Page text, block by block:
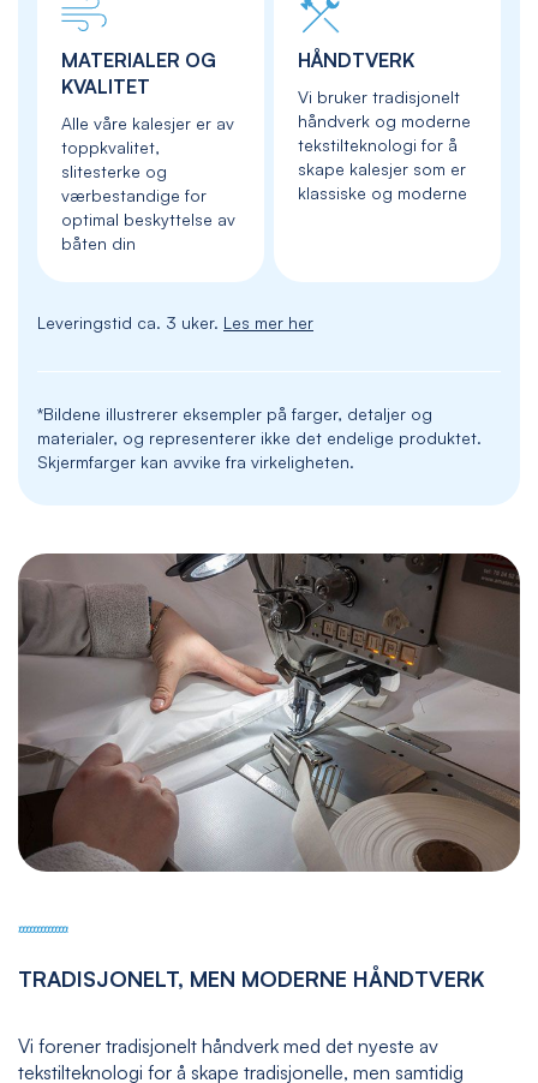
MATERIALER OG
KVALITET
Alle våre kalesjer er av
toppkvalitet,
slitesterke og
værbestandige for
optimal beskyttelse av
båten din
HÅNDTVERK
Vi bruker tradisjonelt
håndverk og moderne
tekstilteknologi for å
skape kalesjer som er
klassiske og moderne
Leveringstid ca. 3 uker. Les mer her
*Bildene illustrerer eksempler på farger, detaljer og
materialer, og representerer ikke det endelige produktet.
Skjermfarger kan avvike fra virkeligheten.
TRADISJONELT, MEN MODERNE HÅNDTVERK
Vi forener tradisjonelt håndverk med det nyeste av
tekstilteknologi for å skape tradisjonelle, men samtidig